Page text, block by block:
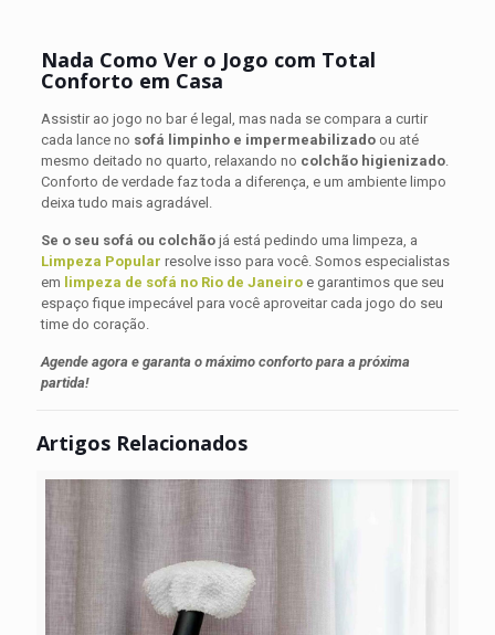
Nada Como Ver o Jogo com Total
Conforto em Casa
Assistir ao jogo no bar é legal, mas nada se compara a curtir
cada lance no sofá limpinho e impermeabilizadoou até
mesmo deitado no quarto, relaxando no colchão higienizado.
Conforto de verdade faz toda a diferença, e um ambiente limpo
deixa tudo mais agradável.
Se o seu sofá ou colchãojá está pedindo uma limpeza, a
Limpeza Popular resolve isso para você. Somos especialistas
em limpeza de sofá no Rio de Janeiroe garantimos que seu
espaço fique impecável para você aproveitar cada jogo do seu
time do coração.
Agende agora e garanta o máximo conforto para a próxima
partida!
Artigos Relacionados